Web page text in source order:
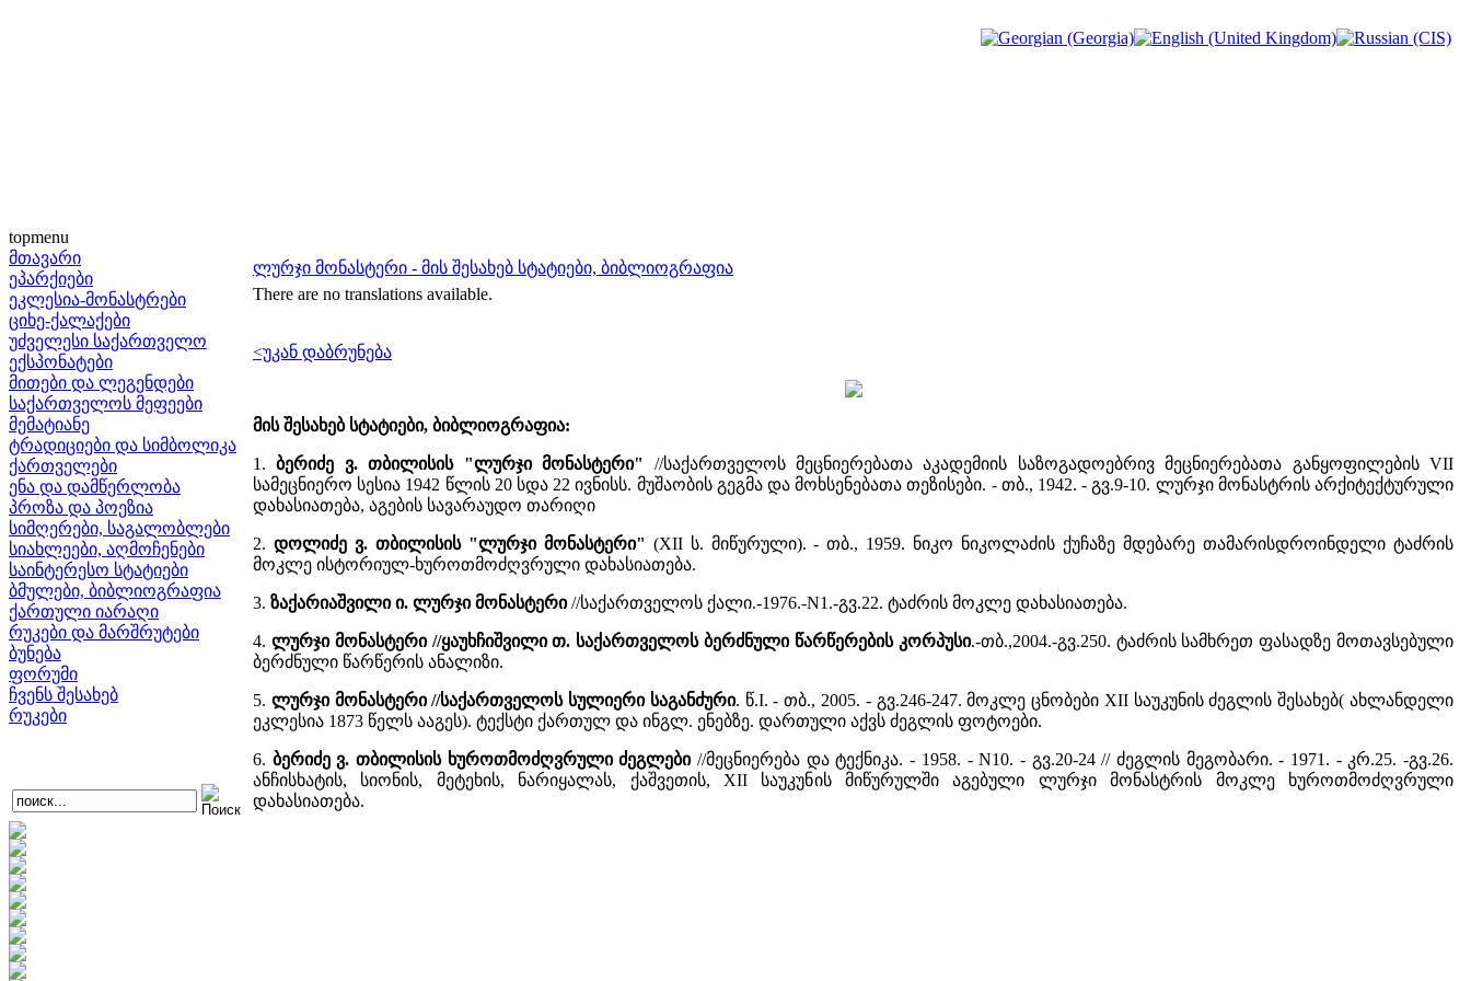
topmenu
მთავარი
ეპარქიები
ეკლესია-მონასტრები
ციხე-ქალაქები
უძველესი საქართველო
ექსპონატები
მითები და ლეგენდები
საქართველოს მეფეები
მემატიანე
ტრადიციები და სიმბოლიკა
ქართველები
ენა და დამწერლობა
პროზა და პოეზია
სიმღერები, საგალობლები
სიახლეები, აღმოჩენები
საინტერესო სტატიები
ბმულები, ბიბლიოგრაფია
ქართული იარაღი
რუკები და მარშრუტები
ბუნება
ფორუმი
ჩვენს შესახებ
რუკები
ლურჯი მონასტერი - მის შესახებ სტატიები, ბიბლიოგრაფია
There are no translations available.
<უკან დაბრუნება
მის შესახებ სტატიები, ბიბლიოგრაფია:
1.ბერიძე ვ. თბილისის "ლურჯი მონასტერი" //საქართველოს მეცნიერებათა აკადემიის საზოგადოებრივ მეცნიერებათა განყოფილების VII
სამეცნიერო სესია 1942 წლის 20 სდა 22 ივნისს. მუშაობის გეგმა და მოხსენებათა თეზისები. - თბ., 1942. - გვ.9-10. ლურჯი მონასტრის არქიტექტურული
დახასიათება, აგების სავარაუდო თარიღი
2. დოლიძე ვ. თბილისის "ლურჯი მონასტერი" (XII ს. მიწურული). - თბ., 1959. ნიკო ნიკოლაძის ქუჩაზე მდებარე თამარისდროინდელი ტაძრის
მოკლე ისტორიულ-ხუროთმოძღვრული დახასიათება.
3. ზაქარიაშვილი ი. ლურჯი მონასტერი//საქართველოს ქალი.-1976.-N1.-გვ.22. ტაძრის მოკლე დახასიათება.
4. ლურჯი მონასტერი //ყაუხჩიშვილი თ. საქართველოს ბერძნული წარწერების კორპუსი.-თბ.,2004.-გვ.250. ტაძრის სამხრეთ ფასადზე მოთავსებული
ბერძნული წარწერის ანალიზი.
5. ლურჯი მონასტერი //საქართველოს სულიერი საგანძური. წ.I. - თბ., 2005. - გვ.246-247. მოკლე ცნობები XII საუკუნის ძეგლის შესახებ( ახლანდელი
ეკლესია 1873 წელს ააგეს). ტექსტი ქართულ და ინგლ. ენებზე. დართული აქვს ძეგლის ფოტოები.
6. ბერიძე ვ. თბილისის ხუროთმოძღვრული ძეგლები//მეცნიერება და ტექნიკა. - 1958. - N10. - გვ.20-24 // ძეგლის მეგობარი. - 1971. - კრ.25. -გვ.26.
ანჩისხატის, სიონის, მეტეხის, ნარიყალას, ქაშვეთის, XII საუკუნის მიწურულში აგებული ლურჯი მონასტრის მოკლე ხუროთმოძღვრული
დახასიათება.